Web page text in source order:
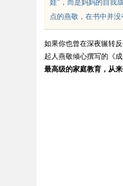
娃”，而是妈妈的自我
点的燕敬，在书中并没
如果你也曾在深夜辗转
起人燕敬倾心撰写的《
最高级的家庭教育，从
怕“搜不到”为什么隔壁店铺没
ai却天天给他免费派单？